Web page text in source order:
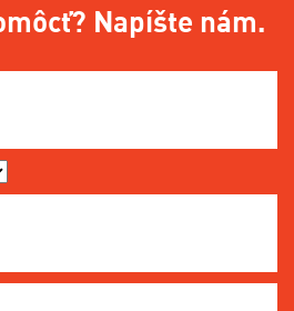
Napíšte nám.